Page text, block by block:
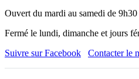
Ouvert du mardi au samedi de
Fermé le lundi, dimanche et jours
Suivre sur Facebook
Contacter le